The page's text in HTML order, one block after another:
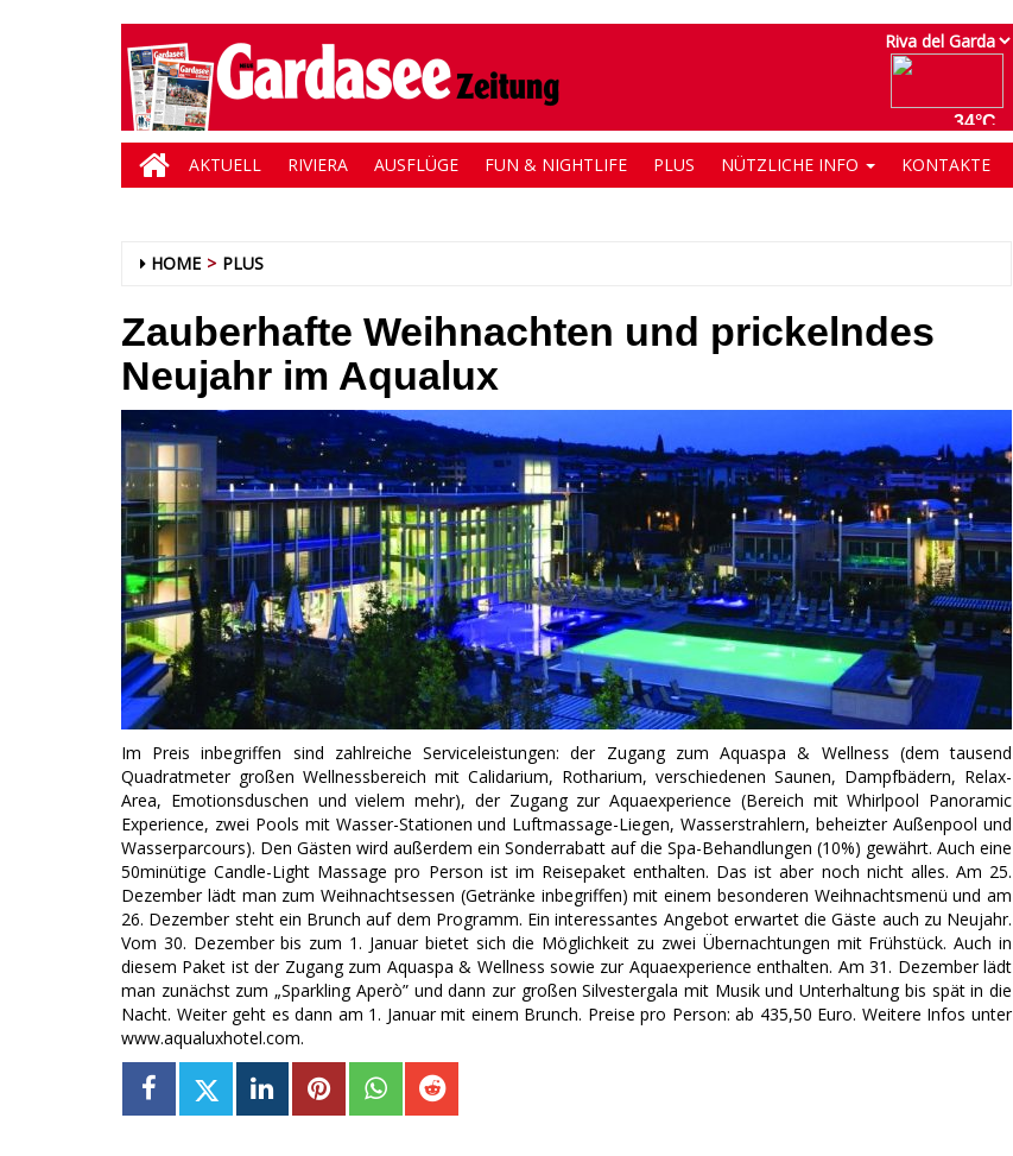
AKTUELL RIVIERA AUSFLÜGE FUN & NIGHTLIFE PLUS NÜTZLICHE INFO KONTAKTE
HOME PLUS
Zauberhafte Weihnachten und prickelndes
Neujahr im Aqualux
Im Preis inbegriffen sind zahlreiche Serviceleistungen: der Zugang zum Aquaspa & Wellness (dem tausend
Quadratmeter großen Wellnessbereich mit Calidarium, Rotharium, verschiedenen Saunen, Dampfbädern, Relax-
Area, Emotionsduschen und vielem mehr), der Zugang zur Aquaexperience (Bereich mit Whirlpool Panoramic
Experience, zwei Pools mit Wasser-Stationen und Luftmassage-Liegen, Wasserstrahlern, beheizter Außenpool und
Wasserparcours). Den Gästen wird außerdem ein Sonderrabatt auf die Spa-Behandlungen (10%) gewährt. Auch eine
50minütige Candle-Light Massage pro Person ist im Reisepaket enthalten. Das ist aber noch nicht alles. Am 25.
Dezember lädt man zum Weihnachtsessen (Getränke inbegriffen) mit einem besonderen Weihnachtsmenü und am
26. Dezember steht ein Brunch auf dem Programm. Ein interessantes Angebot erwartet die Gäste auch zu Neujahr.
Vom 30. Dezember bis zum 1. Januar bietet sich die Möglichkeit zu zwei Übernachtungen mit Frühstück. Auch in
diesem Paket ist der Zugang zum Aquaspa & Wellness sowie zur Aquaexperience enthalten. Am 31. Dezember lädt
man zunächst zum „Sparkling Aperò” und dann zur großen Silvestergala mit Musik und Unterhaltung bis spät in die
Nacht. Weiter geht es dann am 1. Januar mit einem Brunch. Preise pro Person: ab 435,50 Euro. Weitere Infos unter
www.aqualuxhotel.com.